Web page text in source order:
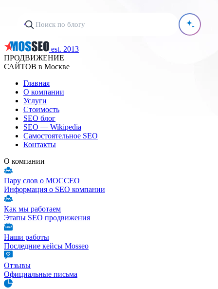
est. 2013
ПРОДВИЖЕНИЕ
САЙТОВ в Москве
Главная
О компании
Услуги
Стоимость
SEO блог
SEO — Wikipedia
Самостоятельное SEO
Контакты
О компании
Пару слов о МОССЕО
Информация о SEO компании
Как мы работаем
Этапы SEO продвижения
Наши работы
Последние кейсы Mosseo
Отзывы
Официальные письма